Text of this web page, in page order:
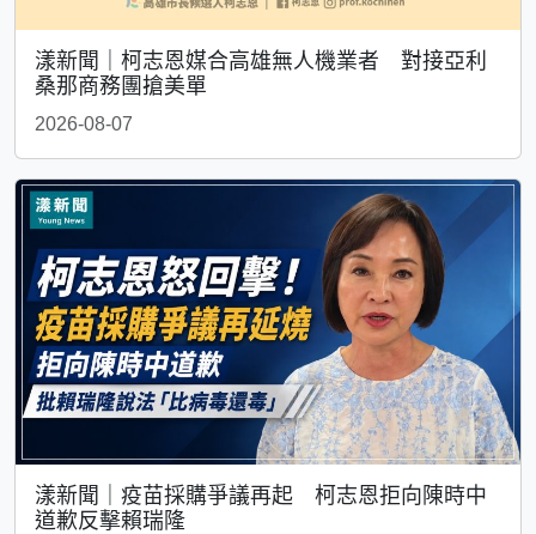
漾新聞｜柯志恩媒合高雄無人機業者 對接亞利
桑那商務團搶美單
2026-08-07
漾新聞｜疫苗採購爭議再起 柯志恩拒向陳時中
道歉反擊賴瑞隆